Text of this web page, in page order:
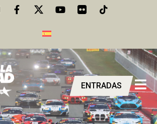
ENTRADAS